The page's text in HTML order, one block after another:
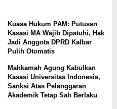
Kuasa Hukum PAM: Putusan
Kasasi MA Wajib Dipatuhi, Hak
Jadi Anggota DPRD Kalbar
Pulih Otomatis
Mahkamah Agung Kabulkan
Kasasi Universitas Indonesia,
Sanksi Atas Pelanggaran
Akademik Tetap Sah Berlaku